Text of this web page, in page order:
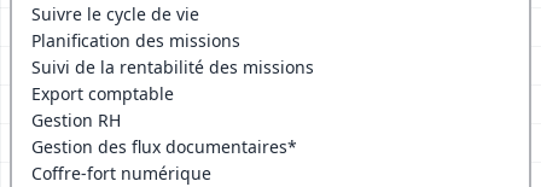
Suivre le cycle de vie
Planification des missions
Suivi de la rentabilité des missions
Export comptable
Gestion RH
Gestion des flux documentaires*
Coffre-fort numérique